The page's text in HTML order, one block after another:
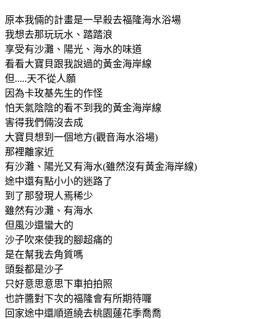
原本我倆的計畫是一早殺去福隆海水浴場
我想去那玩玩水、踏踏浪
享受有沙灘、陽光、海水的味道
看看大寶貝跟我說過的黃金海岸線
但.....天不從人願
因為卡玫基先生的作怪
怕天氣陰陰的看不到我的黃金海岸線
害得我們倆沒去成
大寶貝想到一個地方(觀音海水浴場)
那裡離家近
有沙灘、陽光又有海水(雖然沒有黃金海岸線)
途中還有點小小的迷路了
到了那發現人焉稀少
雖然有沙灘、有海水
但風沙還蠻大的
沙子吹來使我的腳超痛的
是在幫我去角質嗎
頭髮都是沙子
只好意思意思下車拍拍照
也許醬對下次的福隆會有所期待囉
回家途中還順道繞去桃園蓮花季喬喬